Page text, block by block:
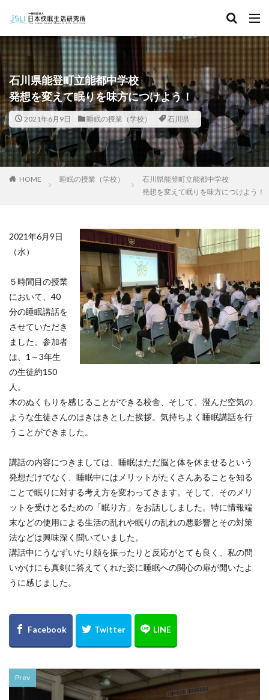
石川県能登町立能都中学校
発想を変えて眠りを味方につけよう！
2021年6月9日 睡眠の授業（学校） 石川県
HOME 睡眠の授業（学校）
石川県能登町立能都中学校
発想を変えて眠りを味方につけよう！
2021年6月9日
（水）
５時間目の授業
において、40
分の睡眠講話を
させていただき
ました。参加者
は、1～3年生
の生徒約150
人。
木のぬくもりを感じることができる校舎、そして、澄んだ空気の
ような生徒さんのはきはきとした挨拶。気持ちよく睡眠講話を行
うことができました。
講話の内容につきましては、睡眠はただ脳と体を休ませるという
発想だけでなく、睡眠中にはメリットがたくさんあることを知る
ことで眠りに対する考え方を変わってきます。そして、そのメリ
ットを受けとるための「眠り方」をお話ししました。特に情報端
末などの使用による生活の乱れや眠りの乱れの悪影響とその対策
法などは興味深く聞いていました。
講話中にうなずいたり顔を振ったりと反応がとても良く、私の問
いかけにも真剣に答えてくれた姿に睡眠への関心の扉が開いたよ
うに感じました。
Prev
カテゴリー
タグ
北海道 青森県 秋田県 茨城県
埼玉県
千葉県
東京都 富山県 石川県
福井県
長野県
滋賀県 京都府 島根県
山口県
徳島県
香川県 佐賀県 長崎県 熊本県